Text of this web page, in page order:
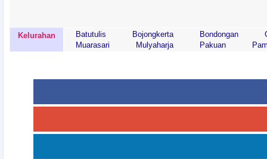
Kelurahan Batutulis Bojongkerta Bondongan
Muarasari
Mulyaharja Pakuan